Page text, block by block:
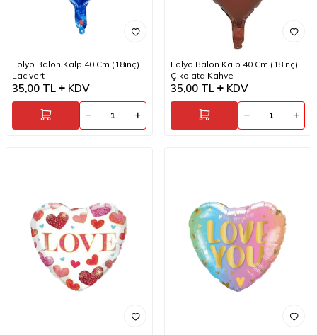
Folyo Balon Kalp 40 Cm (18inç)
Lacivert
35,00 TL KDV
Folyo Balon Kalp 40 Cm (18inç)
Çikolata Kahve
35,00 TL KDV